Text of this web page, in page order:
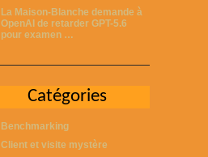
La Maison-Blanche demande à
OpenAI de retarder GPT-5.6
pour examen …
Catégories
Benchmarking
Client et visite mystère